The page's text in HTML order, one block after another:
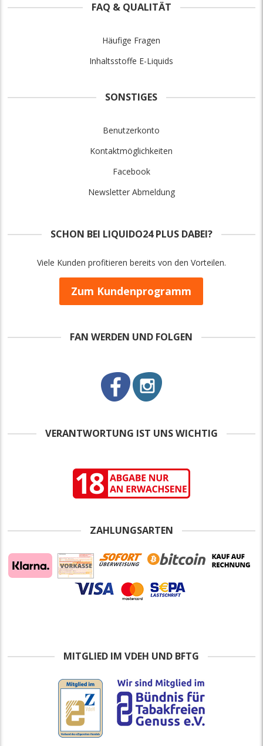
FAQ & QUALITÄT
Häufige Fragen
Inhaltsstoffe E-Liquids
SONSTIGES
Benutzerkonto
Kontaktmöglichkeiten
Facebook
Newsletter Abmeldung
SCHON BEI LIQUIDO24 PLUS DABEI?
Viele Kunden profitieren bereits von den Vorteilen.
Zum Kundenprogramm
FAN WERDEN UND FOLGEN
VERANTWORTUNG IST UNS WICHTIG
ZAHLUNGSARTEN
MITGLIED IM VDEH UND BFTG